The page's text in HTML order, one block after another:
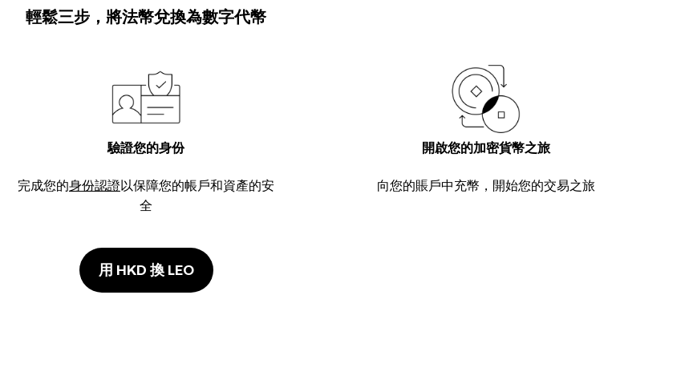
輕鬆三步，將法幣兌換為數字代幣
驗證您的身份
完成您的身份認證以保障您的帳戶和資產的安
全
開啟您的加密貨幣之旅
向您的賬戶中充幣，開始您的交易之旅
用 HKD 換 LEO